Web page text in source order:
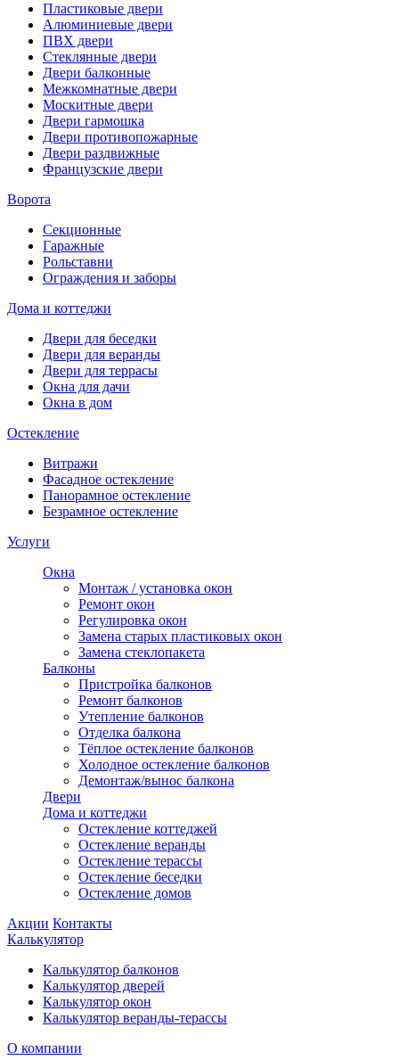
Пластиковые двери
Алюминиевые двери
ПВХ двери
Стеклянные двери
Двери балконные
Межкомнатные двери
Москитные двери
Двери гармошка
Двери противопожарные
Двери раздвижные
Французские двери
Ворота
Секционные
Гаражные
Рольставни
Ограждения и заборы
Дома и коттеджи
Двери для беседки
Двери для веранды
Двери для террасы
Окна для дачи
Окна в дом
Остекление
Витражи
Фасадное остекление
Панорамное остекление
Безрамное остекление
Услуги
Окна
Монтаж / установка окон
Ремонт окон
Регулировка окон
Замена старых пластиковых окон
Замена стеклопакета
Балконы
Пристройка балконов
Ремонт балконов
Утепление балконов
Отделка балкона
Тёплое остекление балконов
Холодное остекление балконов
Демонтаж/вынос балкона
Двери
Дома и коттеджи
Остекление коттеджей
Остекление веранды
Остекление терассы
Остекление беседки
Остекление домов
Акции Контакты
Калькулятор
Калькулятор балконов
Калькулятор дверей
Калькулятор окон
Калькулятор веранды-терассы
О компании